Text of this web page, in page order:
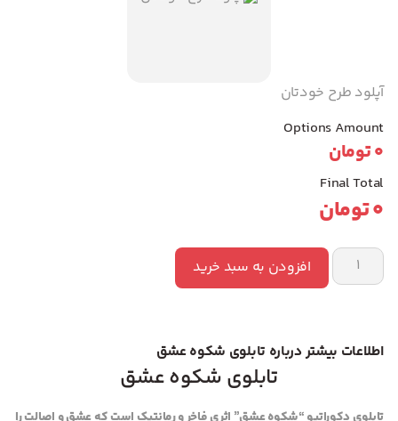
آپلود طرح خودتان
Options Amount
0تومان
Final Total
0تومان
افزودن به سبد خرید
اطلاعات بیشتر درباره تابلوی شکوه عشق
تابلوی شکوه عشق